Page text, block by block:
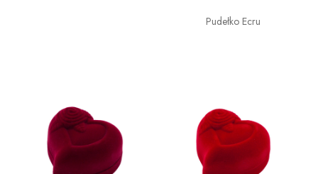
Pudełko Ecru